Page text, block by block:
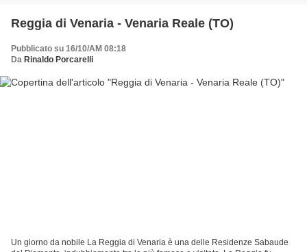
Reggia di Venaria - Venaria Reale (TO)
Pubblicato su 16/10/AM 08:18
Da Rinaldo Porcarelli
Un giorno da nobile La Reggia di Venaria è una delle Residenze Sabaude